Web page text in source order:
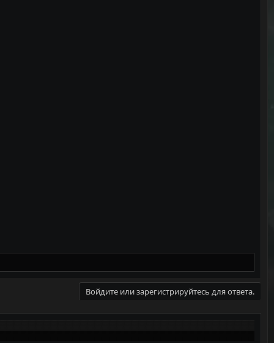
Войдите или зарегистрируйтесь для ответа.